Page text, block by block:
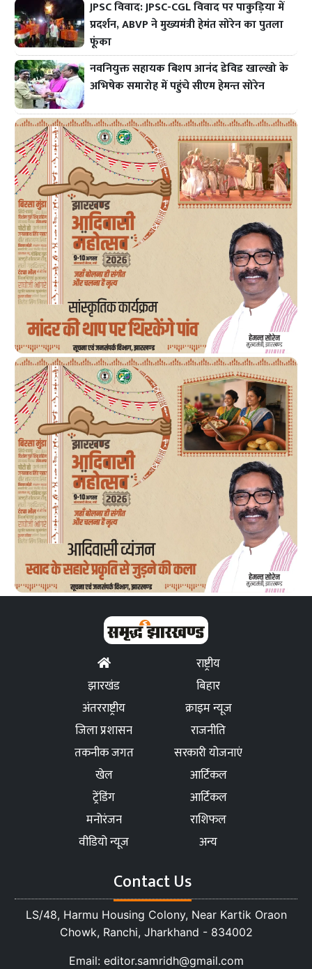
JPSC विवाद: JPSC-CGL विवाद पर पाकुड़िया में
प्रदर्शन, ABVP ने मुख्यमंत्री हेमंत सोरेन का पुतला
फूंका
नवनियुक्त सहायक बिशप आनंद डेविड खाल्खो के
अभिषेक समारोह में पहुंचे सीएम हेमन्त सोरेन
राष्ट्रीय
झारखंड
बिहार
अंतरराष्ट्रीय
क्राइम न्यूज
जिला प्रशासन
राजनीति
तकनीक जगत
सरकारी योजनाएं
खेल
आर्टिकल
ट्रेंडिंग
आर्टिकल
मनोरंजन
राशिफल
वीडियो न्यूज
अन्य
Contact Us
LS/48, Harmu Housing Colony, Near Kartik Oraon
Chowk, Ranchi, Jharkhand - 834002
Email: editor.samridh@gmail.com